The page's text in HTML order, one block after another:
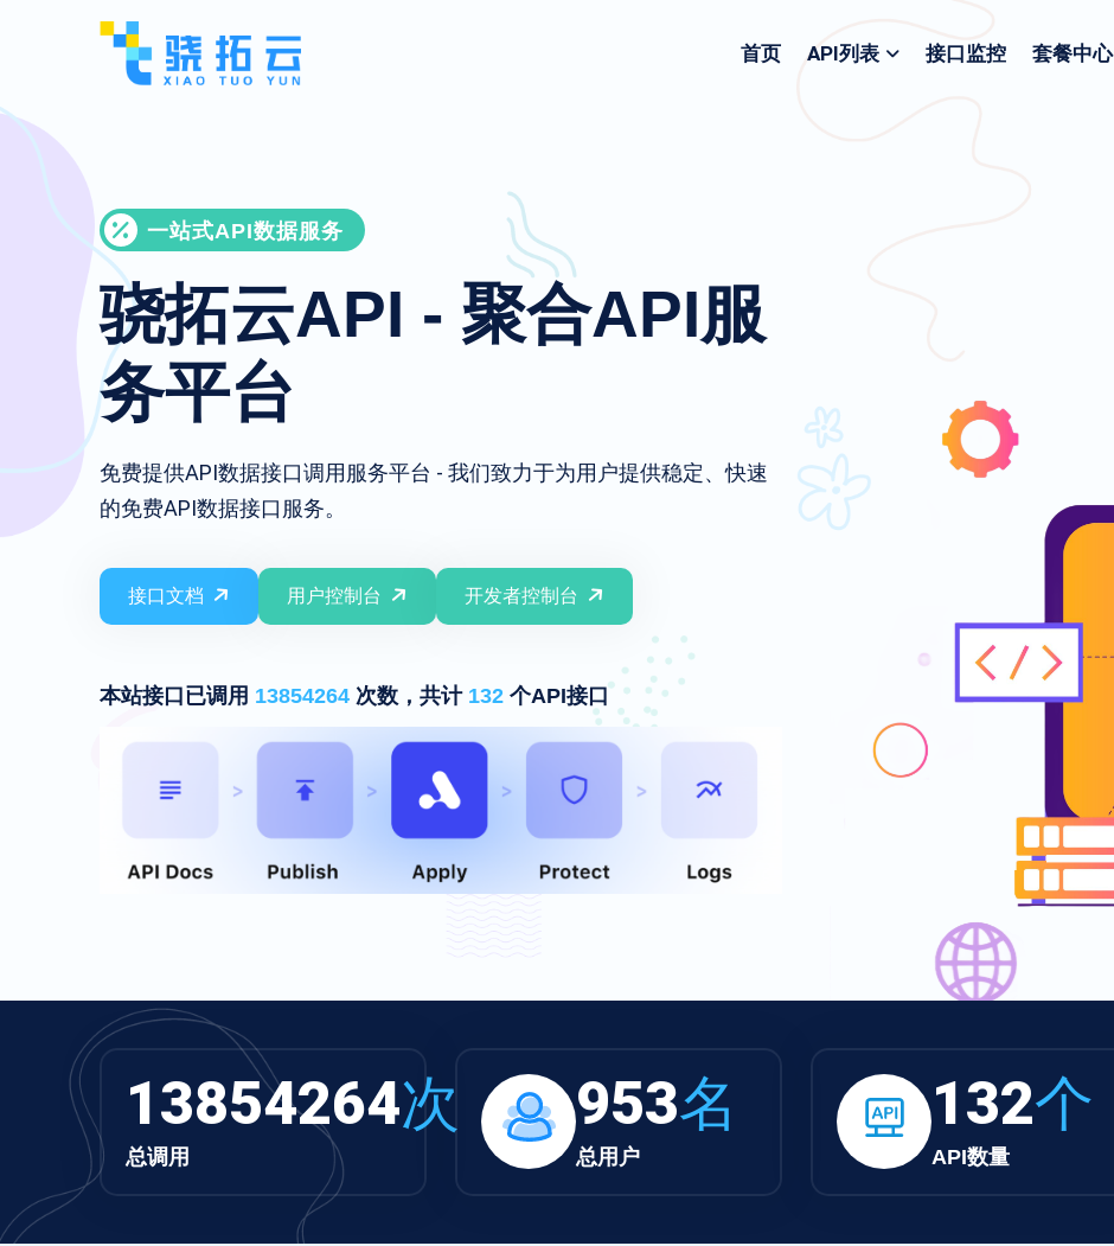
首页 API列表 接口监控 套餐中心
一站式API数据服务
骁拓云API - 聚合API服
务平台
免费提供API数据接口调用服务平台 - 我们致力于为用户提供稳定、快速
的免费API数据接口服务。
接口文档 用户控制台 开发者控制台
本站接口已调用 13854264 次数，共计 132 个API接口
13854264次
总调用
953名
总用户
132个
API数量